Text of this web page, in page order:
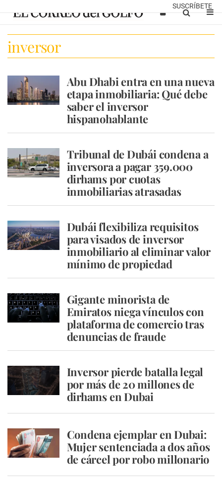
SUSCRÍBETE
inversor
Abu Dhabi entra en una nueva
etapa inmobiliaria: Qué debe
saber el inversor
hispanohablante
Tribunal de Dubái condena a
inversora a pagar 359.000
dirhams por cuotas
inmobiliarias atrasadas
Dubái flexibiliza requisitos
para visados de inversor
inmobiliario al eliminar valor
mínimo de propiedad
Gigante minorista de
Emiratos niega vínculos con
plataforma de comercio tras
denuncias de fraude
Inversor pierde batalla legal
por más de 20 millones de
dirhams en Dubai
Condena ejemplar en Dubai:
Mujer sentenciada a dos años
de cárcel por robo millonario